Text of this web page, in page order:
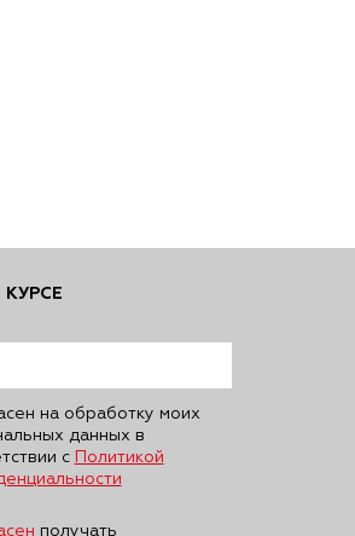
КУРСЕ
на обработку моих
данных в
с Политикой
получать